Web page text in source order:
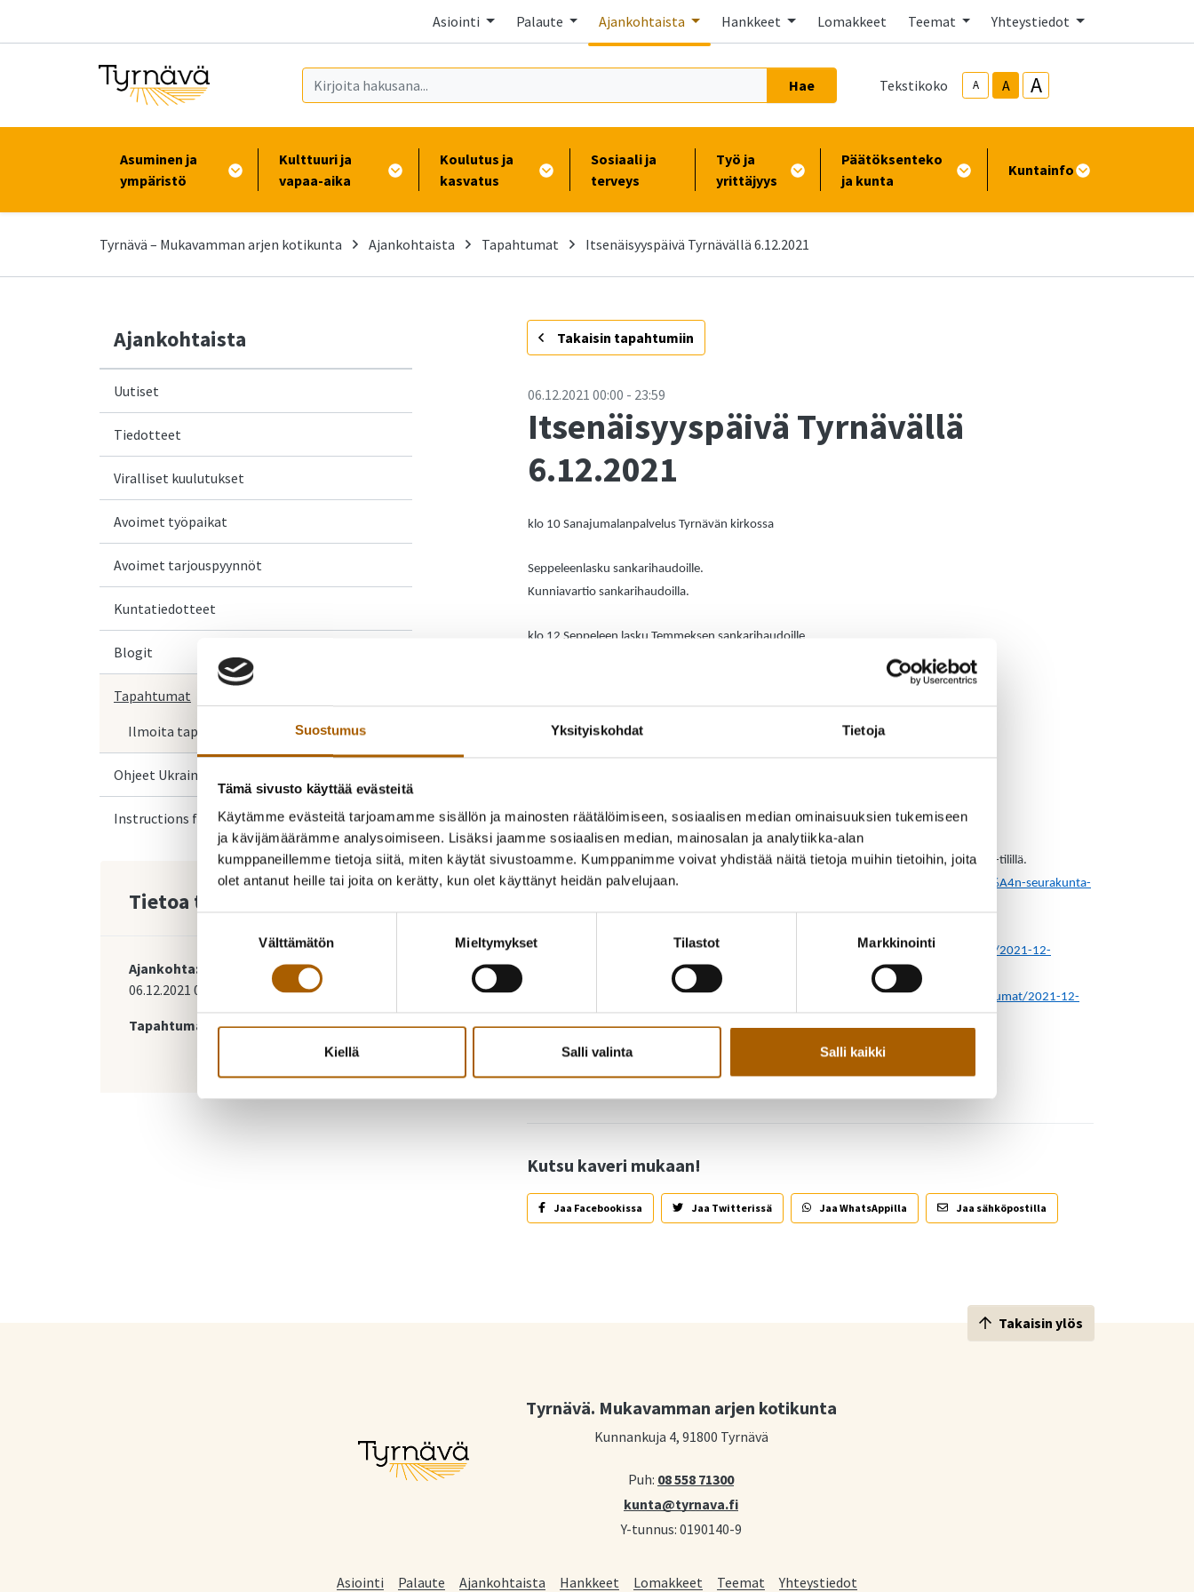
Suostumus Yksityiskohdat Tietoja
Tämä sivusto käyttää evästeitä
Käytämme evästeitä tarjoamamme sisällön ja mainosten räätälöimiseen, sosiaalisen median ominaisuuksien tukemiseen
ja kävijämäärämme analysoimiseen. Lisäksi jaamme sosiaalisen median, mainosalan ja analytiikka-alan
kumppaneillemme tietoja siitä, miten käytät sivustoamme. Kumppanimme voivat yhdistää näitä tietoja muihin tietoihin, joita
olet antanut heille tai joita on kerätty, kun olet käyttänyt heidän palvelujaan.
Välttämätön Mieltymykset Tilastot Markkinointi
Kiellä Salli valinta Salli kaikki
Asiointi Palaute Ajankohtaista Hankkeet Lomakkeet Teemat Yhteystiedot
Hae Tekstikoko A A A
Asuminen ja
ympäristö
Kulttuuri ja
vapaa-aika
Koulutus ja
kasvatus
Sosiaali ja
terveys
Työ ja
yrittäjyys
Päätöksenteko
ja kunta
Kuntainfo
Tyrnävä – Mukavamman arjen kotikunta Ajankohtaista Tapahtumat Itsenäisyyspäivä Tyrnävällä 6.12.2021
Ajankohtaista
Uutiset
Tiedotteet
Viralliset kuulutukset
Avoimet työpaikat
Avoimet tarjouspyynnöt
Kuntatiedotteet
Blogit
Tapahtumat
Ilmoita tapahtuma
Ohjeet Ukrainasta saapuville
Instructions for Ukrainian arrivals
Tietoa tapahtumasta
Ajankohta:
06.12.2021 00:00
Tapahtumapaikka:
- Takaisin tapahtumiin
06.12.2021 00:00 - 23:59
Itsenäisyyspäivä Tyrnävällä
6.12.2021
klo 10 Sanajumalanpalvelus Tyrnävän kirkossa
Seppeleenlasku sankarihaudoille.
Kunniavartio sankarihaudoilla.
klo 12 Seppeleen lasku Temmeksen sankarihaudoille
Tyrnävän kunta, Tyrnävän seurakunta ja Tyrnävän Reserviläiset
terveysturvallisuuteen liittyen.
Sanajumalanpalvelus ja seppeleiden laskut striimataan Tyrnävän seurakunnan Facebook-tilillä.
https://fi-fi.facebook.com/pages/category/Religious-Organization/Tyrn%C3%A4v%C3%A4n-seurakunta-
Lisätietoja sanajumalanpalveluksesta:
https://www.tyrnavanseurakunta.fi/tapahtumat/2021-12-
06/itsenaisyyspaivan-sanajumalanpalvelus
Lisätietoja seppeleenlaskusta Temmeksellä:
https://www.tyrnavanseurakunta.fi/tapahtumat/2021-12-
Takaisin tapahtumiin
Kutsu kaveri mukaan!
Jaa Facebookissa Jaa Twitterissä Jaa WhatsAppilla Jaa sähköpostilla
Tyrnävä. Mukavamman arjen kotikunta
Kunnankuja 4, 91800 Tyrnävä
Puh: 08 558 71300
kunta@tyrnava.fi
Y-tunnus: 0190140-9
Asiointi Palaute Ajankohtaista Hankkeet Lomakkeet Teemat Yhteystiedot
Takaisin ylös